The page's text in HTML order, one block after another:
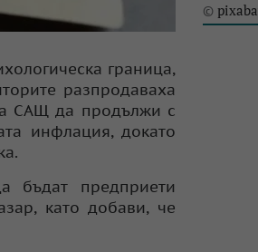
©
граница,
разпродаваха
САЩ да продължи с
инфлация, докато
бъдат предприети
като добави, че